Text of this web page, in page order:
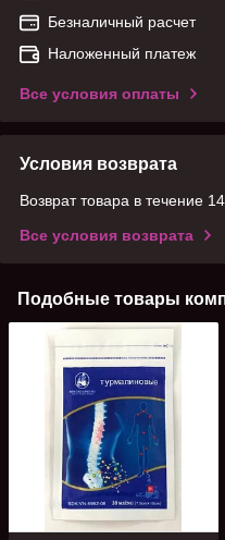
Безналичный расчет
Наложенный платеж
Все условия оплаты
Условия возврата
Возврат товара в течение
Все условия возврата
Подобные товары